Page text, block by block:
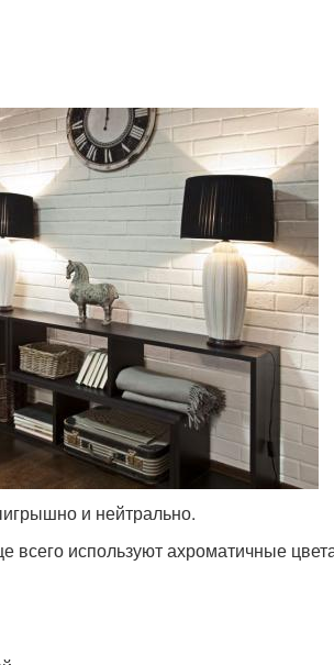
и нейтрально.
используют ахроматичные